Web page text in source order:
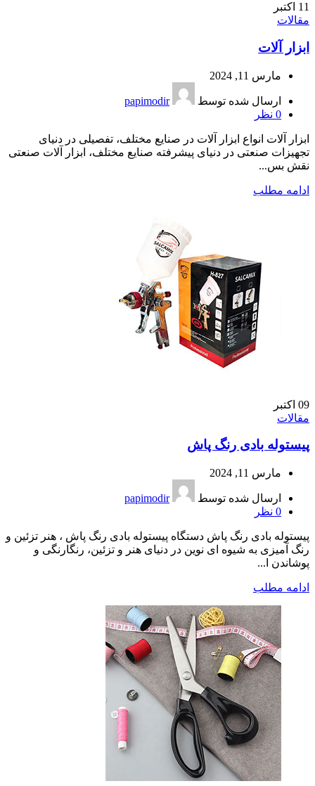
11 اکتبر
مقالات
ابزار آلات
مارس 11, 2024
ارسال شده توسط
papimodir
0 نظر
ابزار آلات انواع ابزار آلات در صنایع مختلف، تفصیلی در دنیای
تجهیزات صنعتی در دنیای پیشرفته صنایع مختلف، ابزار آلات صنعتی
نقش بس...
ادامه مطلب
09 اکتبر
مقالات
پیستوله بادی رنگ پاش
مارس 11, 2024
ارسال شده توسط
papimodir
0 نظر
پیستوله بادی رنگ پاش دستگاه پیستوله بادی رنگ پاش ، هنر تزئین و
رنگ آمیزی به شیوه ای نوین در دنیای هنر و تزئین، رنگارنگی و
پوشاندن ا...
ادامه مطلب